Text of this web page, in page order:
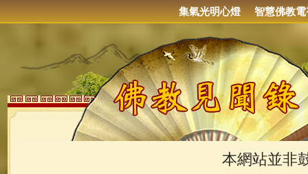
集氣光明心燈 智慧佛教電
本網站並非鼓